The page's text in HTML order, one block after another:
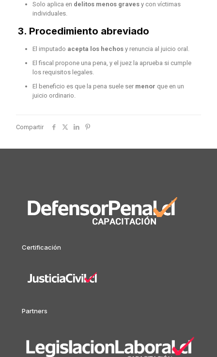
Solo aplica en delitos menos gravesy con víctimas
individuales.
3. Procedimiento abreviado
El imputado acepta los hechosy renuncia al juicio oral.
El fiscal propone una pena, y el juez la aprueba si cumple
los requisitos legales.
El beneficio es que la pena suele ser menor que en un
juicio ordinario.
Compartir
Certificación
Partners